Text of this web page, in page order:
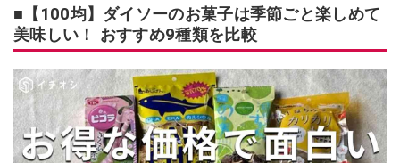
■【100均】ダイソーのお菓子は季節ごと楽しめて
美味しい！ おすすめ9種類を比較